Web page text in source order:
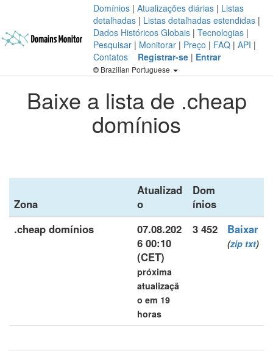
Domínios | Atualizações diárias | Listas
detalhadas | Listas detalhadas estendidas |
Dados Históricos Globais | Tecnologias |
Pesquisar | Monitorar | Preço | FAQ | API |
Contatos
Registrar-se | Entrar
Brazilian Portuguese
Baixe a lista de .cheap
domínios
Zona
Atualizad
o
Dom
ínios
.cheap domínios
07.08.202
6 00:10
(CET)
próxima
atualizaçã
o em 19
horas
3 452 Baixar
(zip txt)